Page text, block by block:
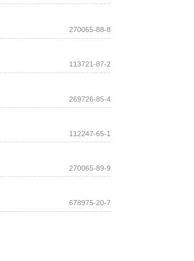
270065-88-8
113721-87-2
269726-85-4
112247-65-1
270065-89-9
678975-20-7